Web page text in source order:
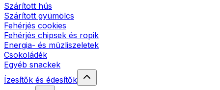
Szárított hús
Szárított gyümölcs
Fehérjés cookies
Fehérjés chipsek és ropik
Energia- és müzliszeletek
Csokoládék
Egyéb snackek
Ízesítők és édesítők